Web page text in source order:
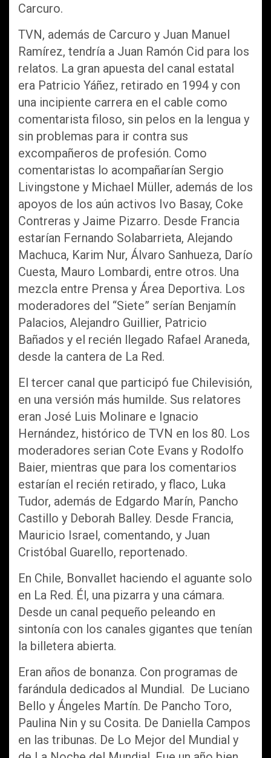
Carcuro.
TVN, además de Carcuro y Juan Manuel
Ramírez, tendría a Juan Ramón Cid para los
relatos. La gran apuesta del canal estatal
era Patricio Yáñez, retirado en 1994 y con
una incipiente carrera en el cable como
comentarista filoso, sin pelos en la lengua y
sin problemas para ir contra sus
excompañeros de profesión. Como
comentaristas lo acompañarían Sergio
Livingstone y Michael Müller, además de los
apoyos de los aún activos Ivo Basay, Coke
Contreras y Jaime Pizarro. Desde Francia
estarían Fernando Solabarrieta, Alejando
Machuca, Karim Nur, Álvaro Sanhueza, Darío
Cuesta, Mauro Lombardi, entre otros. Una
mezcla entre Prensa y Área Deportiva. Los
moderadores del “Siete” serían Benjamín
Palacios, Alejandro Guillier, Patricio
Bañados y el recién llegado Rafael Araneda,
desde la cantera de La Red.
El tercer canal que participó fue Chilevisión,
en una versión más humilde. Sus relatores
eran José Luis Molinare e Ignacio
Hernández, histórico de TVN en los 80. Los
moderadores serian Cote Evans y Rodolfo
Baier, mientras que para los comentarios
estarían el recién retirado, y flaco, Luka
Tudor, además de Edgardo Marín, Pancho
Castillo y Deborah Balley. Desde Francia,
Mauricio Israel, comentando, y Juan
Cristóbal Guarello, reportenado.
En Chile, Bonvallet haciendo el aguante solo
en La Red. Él, una pizarra y una cámara.
Desde un canal pequeño peleando en
sintonía con los canales gigantes que tenían
la billetera abierta.
Eran años de bonanza. Con programas de
farándula dedicados al Mundial. De Luciano
Bello y Ángeles Martín. De Pancho Toro,
Paulina Nin y su Cosita. De Daniella Campos
en las tribunas. De Lo Mejor del Mundial y